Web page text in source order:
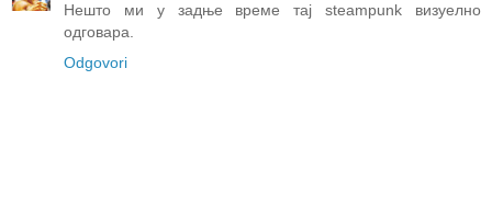
Нешто ми у задње време тај steampunk визуелно
одговара.
Odgovori